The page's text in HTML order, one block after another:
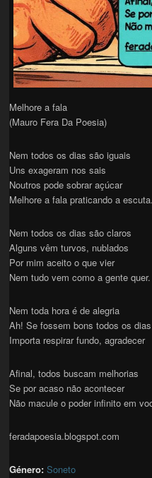
Melhore a fala
(Mauro Fera Da Poesia)
Nem todos os dias são iguais
Uns exageram nos sais
Noutros pode sobrar açúcar
Melhore a fala praticando a escuta.
Nem todos os dias são claros
Alguns vêm turvos, nublados
Por mim aceito o que vier
Nem tudo vem como a gente quer.
Nem toda hora é de alegria
Ah! Se fossem bons todos os dias
Importa respirar fundo, agradecer
Afinal, todos buscam melhorias
Se por acaso não acontecer
Não macule o poder infinito em
feradapoesia.blogspot.com
Género:Soneto